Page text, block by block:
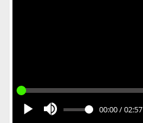
00:00/02:57